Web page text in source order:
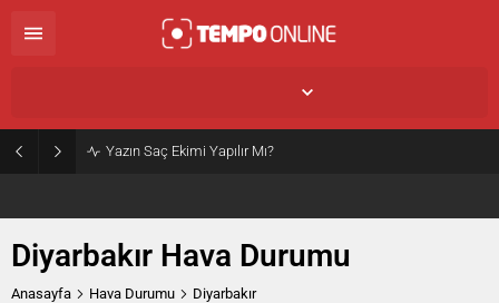
Yazın Saç Ekimi Yapılır Mı?
Diyarbakır Hava Durumu
Anasayfa Hava Durumu Diyarbakır